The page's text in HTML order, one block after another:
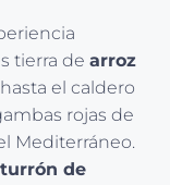
tierra de arroz
el caldero
rojas de
Mediterráneo.
turrón de